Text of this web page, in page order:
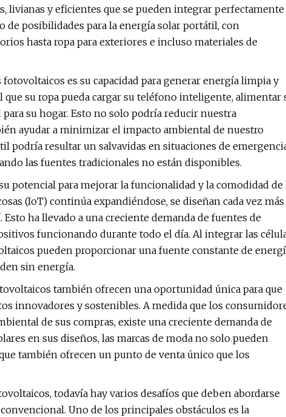
livianas y eficientes que se pueden integrar perfectamente
posibilidades para la energía solar portátil, con
hasta ropa para exteriores e incluso materiales de
es su capacidad para generar energía limpia y
su ropa pueda cargar su teléfono inteligente, alimentar
su hogar. Esto no solo podría reducir nuestra
ayudar a minimizar el impacto ambiental de nuestro
podría resultar un salvavidas en situaciones de
las fuentes tradicionales no están disponibles.
potencial para mejorar la funcionalidad y la comodidad de
(IoT) continúa expandiéndose, se diseñan cada vez más
ha llevado a una creciente demanda de fuentes de
funcionando durante todo el día. Al integrar las
pueden proporcionar una fuente constante de
sin energía.
también ofrecen una oportunidad única para que
innovadores y sostenibles. A medida que los
de sus compras, existe una creciente demanda de
en sus diseños, las marcas de moda no solo pueden
también ofrecen un punto de venta único que los
todavía hay varios desafíos que deben abordarse
Uno de los principales obstáculos es la